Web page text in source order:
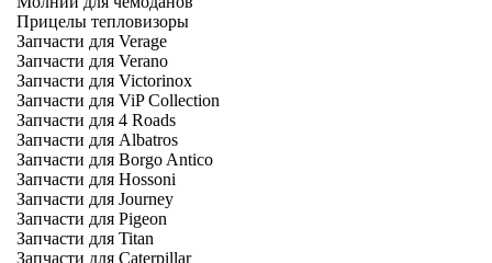
Прицелы тепловизоры
Запчасти для Verage
Запчасти для Verano
Запчасти для Victorinox
Запчасти для ViP Collection
Запчасти для 4 Roads
Запчасти для Albatros
Запчасти для Borgo Antico
Запчасти для Hossoni
Запчасти для Journey
Запчасти для Pigeon
Запчасти для Titan
Запчасти для Caterpillar